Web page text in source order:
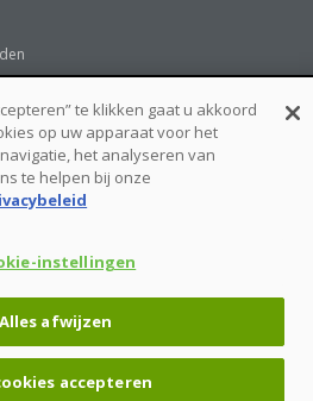
te klikken gaat u akkoord
op uw apparaat voor het
het analyseren van
te helpen bij onze
instellingen
Alles afwijzen
accepteren